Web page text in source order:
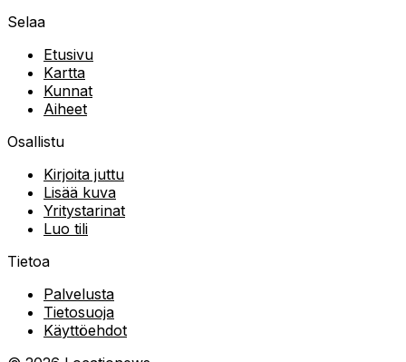
Selaa
Etusivu
Kartta
Kunnat
Aiheet
Osallistu
Kirjoita juttu
Lisää kuva
Yritystarinat
Luo tili
Tietoa
Palvelusta
Tietosuoja
Käyttöehdot